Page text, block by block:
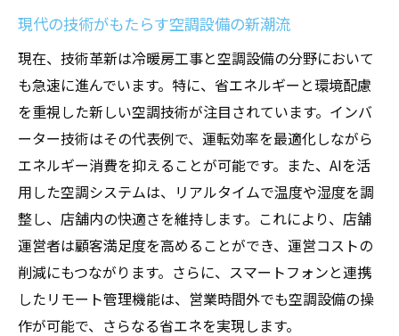
最新技術を活用した冷暖房工事で店舗の価値を
向上
店舗の魅力を引き出す冷暖房工事のポイン
ト
スペースを活かす冷暖房システムの設計
最適な気流を生み出す冷暖房技術の進化
コストパフォーマンスを追求した冷暖房工
事
技術革新がもたらす冷暖房工事の未来像
環境に優しい冷暖房工事の選択肢
効率的な空調設備がもたらす店舗運営コストの
削減効果
現代の技術がもたらす空調設備の新潮流
現在、技術革新は冷暖房工事と空調設備の分野において
も急速に進んでいます。特に、省エネルギーと環境配慮
を重視した新しい空調技術が注目されています。インバ
ーター技術はその代表例で、運転効率を最適化しながら
エネルギー消費を抑えることが可能です。また、AIを活
用した空調システムは、リアルタイムで温度や湿度を調
整し、店舗内の快適さを維持します。これにより、店舗
運営者は顧客満足度を高めることができ、運営コストの
削減にもつながります。さらに、スマートフォンと連携
したリモート管理機能は、営業時間外でも空調設備の操
作が可能で、さらなる省エネを実現します。